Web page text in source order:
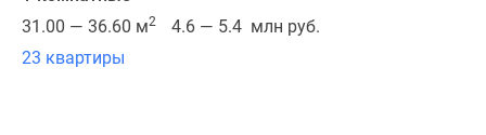
объекта
выступает
31.00 — 36.60 м2
4.6 — 5.4 млн руб.
23 квартиры